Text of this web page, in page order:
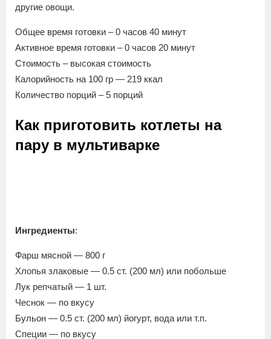
другие овощи.
Общее время готовки – 0 часов 40 минут
Активное время готовки – 0 часов 20 минут
Стоимость – высокая стоимость
Калорийность на 100 гр — 219 ккал
Количество порций – 5 порций
Как приготовить котлеты на
пару в мультиварке
Ингредиенты:
Фарш мясной — 800 г
Хлопья злаковые — 0.5 ст. (200 мл) или побольше
Лук репчатый — 1 шт.
Чеснок — по вкусу
Бульон — 0.5 ст. (200 мл) йогурт, вода или т.п.
Специи — по вкусу